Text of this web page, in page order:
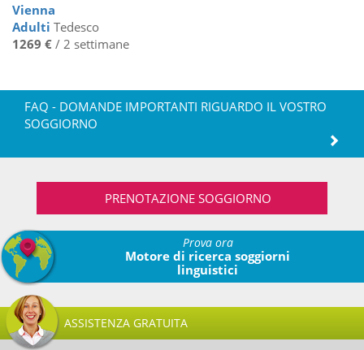
Vienna
Adulti Tedesco
1269 € / 2 settimane
FAQ - DOMANDE IMPORTANTI RIGUARDO IL VOSTRO
SOGGIORNO
PRENOTAZIONE SOGGIORNO
Prova ora
Motore di ricerca soggiorni
linguistici
ASSISTENZA GRATUITA